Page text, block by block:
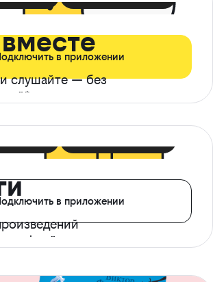
слушайте — без
в приложении
офлайн
в приложении